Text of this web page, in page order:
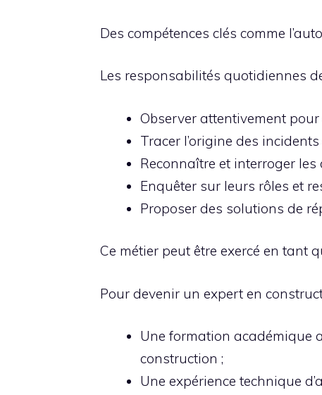
Des compétences clés comme
Les responsabilités quotidiennes
Observer attentivement
Tracer l’origine des
Reconnaître et interroger
Enquêter sur leurs rôles et
Proposer des solutions de
Ce métier peut être exercé en tant
Pour devenir un expert en
Une formation académique
construction ;
Une expérience technique